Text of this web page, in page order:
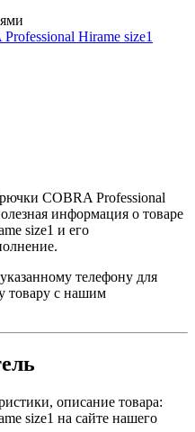
Hirame size1
COBRA Professional
информация о товаре
size1 и его
телефону для
товару с нашим
описание товара:
size1 на сайте нашего